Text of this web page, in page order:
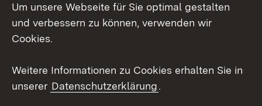
Messenger
Um unsere Webseite für Sie optimal gestalten
und verbessern zu können, verwenden wir
Cookies.
Weitere Informationen zu Cookies erhalten Sie in
unserer Datenschutzerklärung.